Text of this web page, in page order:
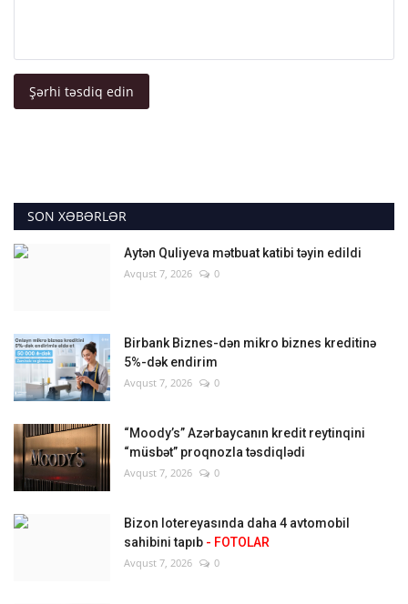
Şərhi təsdiq edin
SON XƏBƏRLƏR
Aytən Quliyeva mətbuat katibi təyin edildi
Avqust 7, 2026 0
Birbank Biznes-dən mikro biznes kreditinə
5%-dək endirim
Avqust 7, 2026 0
“Moody’s” Azərbaycanın kredit reytinqini
“müsbət” proqnozla təsdiqlədi
Avqust 7, 2026 0
Bizon lotereyasında daha 4 avtomobil
sahibini tapıb - FOTOLAR
Avqust 7, 2026 0